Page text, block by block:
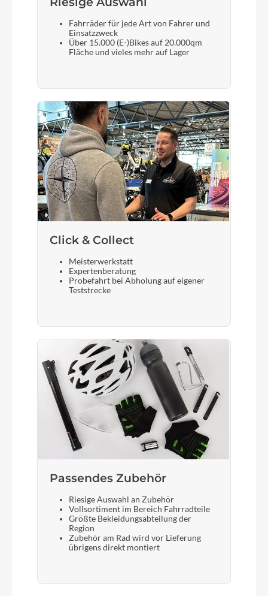
Rücklicht
Gewicht
17,0 kg
Scheinwerfer
ACID Front Light PRO-E 150 X-Connect, 12V,
DC
Akku
Bosch CompactTube 400
Laufradgröße
Gepäckträger
ACID Integrated Carrier 3.0, CUBE Adapter
Compatible
Schalthebel
Shimano XT SL-M8100-IR, 12-Speed
Shimano Deore
Steuersatz
ACROS AZF-1035, ICR (Integrated Cable
Routing), Top Zero-Stack 1 1/2" (ZS 56mm),
Fahrräder für jede Art von Fahrer und
Einsatzzweck
Über 15.000 (E-)Bikes auf 20.000qm
Fläche und vieles mehr auf Lager
Click & Collect
Meisterwerkstatt
Expertenberatung
Probefahrt bei Abholung auf eigener
Teststrecke
Passendes Zubehör
Riesige Auswahl an Zubehör
Vollsortiment im Bereich Fahrradteile
Größte Bekleidungsabteilung der
Region
Zubehör am Rad wird vor Lieferung
übrigens direkt montiert